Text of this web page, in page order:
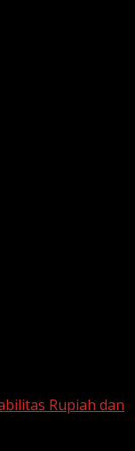
Rupiah dan